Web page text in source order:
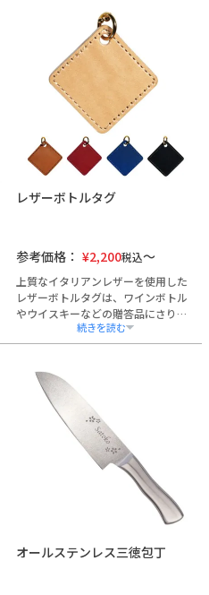
ードにしたり、プレートとしてもお
使いいただけます。大きすぎず、小
さすぎず、程よいサイズ感が日常使
いに重宝します。
レザーボトルタグ
参考価格： ¥2,200税込
上質なイタリアンレザーを使用した
レザーボトルタグは、ワインボトル
やウイスキーなどの贈答品にさりげ
ない高級感を添える逸品です。
吸い付くようなしっとりとした手触
風合いが魅力です。
名入れや社名・ロゴの刻印にも対応
しており、ホテルやレストランでの
VIP対応や、企業の周年記念・成約記
念品などにも最適です。
5色のカラーバリエーション（ベージ
ュ／ブラック／ブラウン／レッド／
ネイビー）からお選びいただけ、上
品で落ち着きのある印象を演出でき
字は消えず長くご使用いただけま
オールステンレス三徳包丁